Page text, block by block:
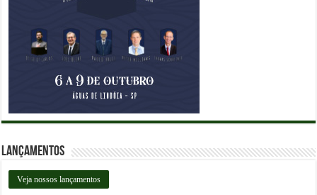
Lançamentos
Veja nossos lançamentos